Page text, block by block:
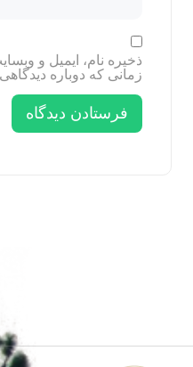
ذخیره نام، ایمیل و وبسایت
زمانی که دوباره دیدگاهی